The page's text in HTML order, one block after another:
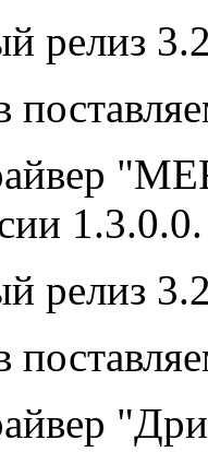
релиз
1.3.0.0.
релиз